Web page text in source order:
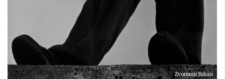
Zvonimir Brkan